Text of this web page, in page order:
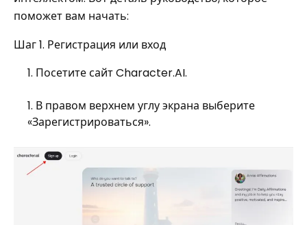
поможет вам начать:
Шаг 1. Регистрация или вход
Посетите сайт Character.AI.
В правом верхнем углу экрана выберите
«Зарегистрироваться».